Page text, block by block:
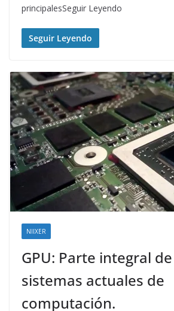
principalesSeguir Leyendo
Seguir Leyendo
NIIXER
GPU: Parte integral
sistemas actuales de
computación.